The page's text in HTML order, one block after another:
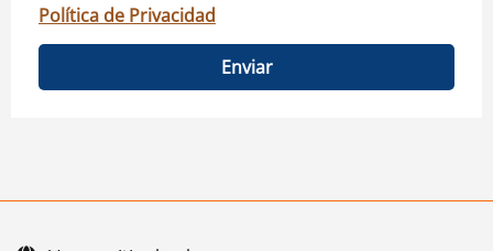
Política de Privacidad
Enviar